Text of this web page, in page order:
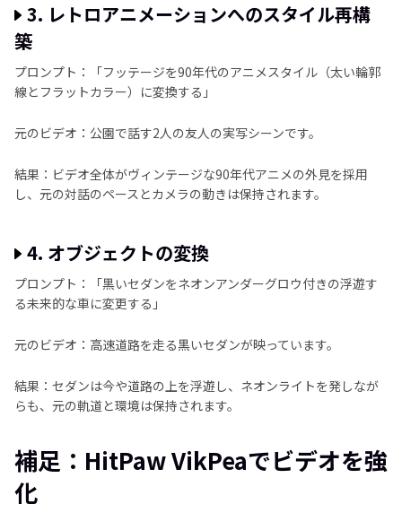
3. レトロアニメーションへのスタイル再構
築
プロンプト：「フッテージを90年代のアニメスタイル（太い輪郭
線とフラットカラー）に変換する」
元のビデオ：公園で話す2人の友人の実写シーンです。
結果：ビデオ全体がヴィンテージな90年代アニメの外見を採用
し、元の対話のペースとカメラの動きは保持されます。
4. オブジェクトの変換
プロンプト：「黒いセダンをネオンアンダーグロウ付きの浮遊す
る未来的な車に変更する」
元のビデオ：高速道路を走る黒いセダンが映っています。
結果：セダンは今や道路の上を浮遊し、ネオンライトを発しなが
らも、元の軌道と環境は保持されます。
補足：HitPaw VikPeaでビデオを強
化